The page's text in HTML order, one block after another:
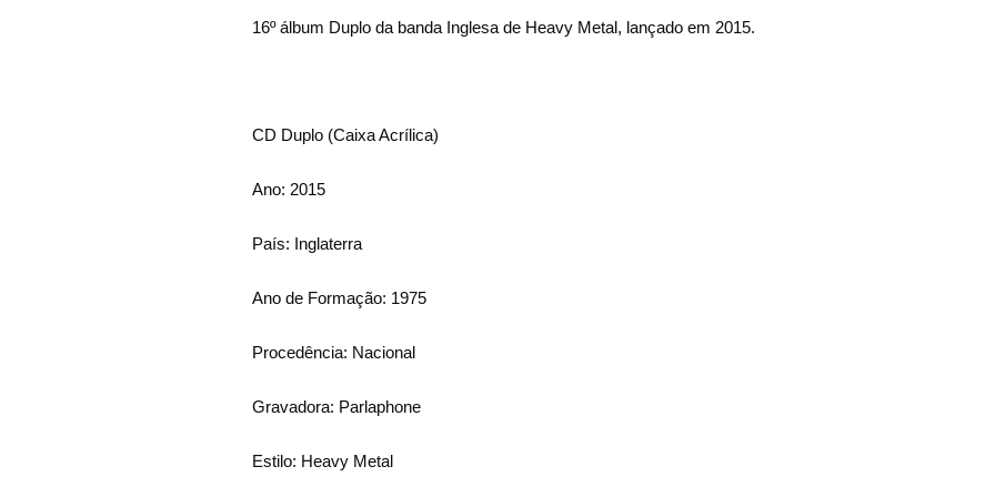
16º álbum Duplo da banda Inglesa de Heavy Metal, lançado em 2015.
CD Duplo (Caixa Acrílica)
Ano: 2015
País: Inglaterra
Ano de Formação: 1975
Procedência: Nacional
Gravadora: Parlaphone
Estilo: Heavy Metal